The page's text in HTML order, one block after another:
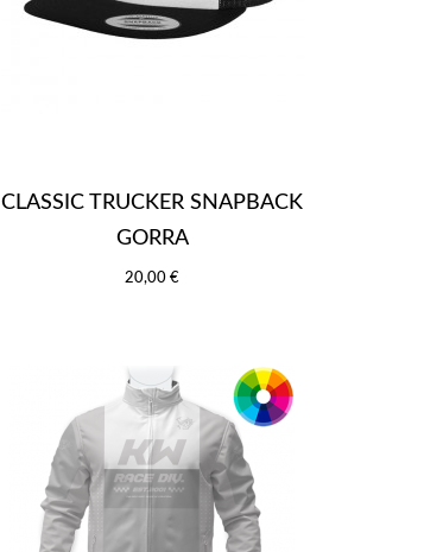
CLASSIC TRUCKER SNAPBACK
GORRA
20,00 €